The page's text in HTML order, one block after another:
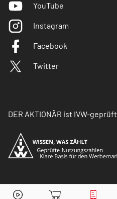
Amazon Aktie jetzt handeln?
YouTube
Instagram
Facebook
Twitter
DER AKTIONÄR ist IVW-geprüft